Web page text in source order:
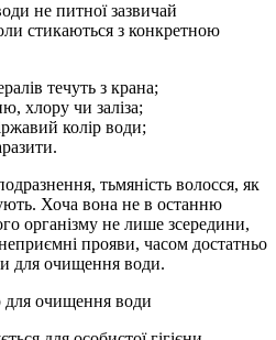
не питної зазвичай
стикаються з конкретною
течуть з крана;
хлору чи заліза;
колір води;
тьмяність волосся, як
Хоча вона не в останню
організму не лише зсередини,
прояви, часом достатньо
для очищення води.